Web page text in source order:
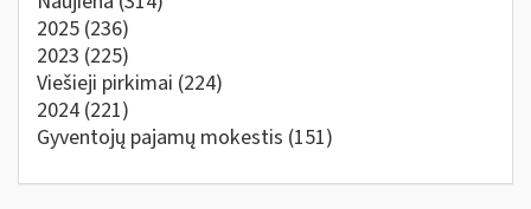
2025 (236)
2023 (225)
Viešieji pirkimai (224)
2024 (221)
Gyventojų pajamų mokestis (151)